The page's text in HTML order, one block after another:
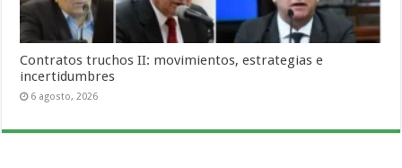
Contratos truchos II: movimientos, estrategias e
incertidumbres
6 agosto, 2026